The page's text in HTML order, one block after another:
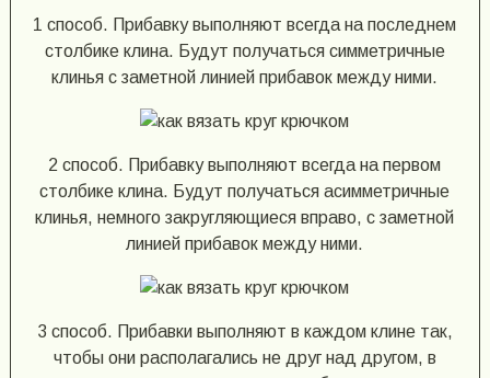
1 способ. Прибавку выполняют всегда на последнем
столбике клина. Будут получаться симметричные
клинья с заметной линией прибавок между ними.
2 способ. Прибавку выполняют всегда на первом
столбике клина. Будут получаться асимметричные
клинья, немного закругляющиеся вправо, с заметной
линией прибавок между ними.
3 способ. Прибавки выполняют в каждом клине так,
чтобы они располагались не друг над другом, в